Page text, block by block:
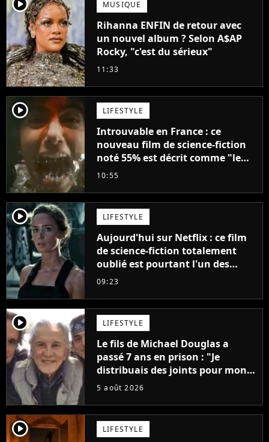
MUSIQUE
Rihanna ENFIN de retour avec
un nouvel album ? Selon A$AP
Rocky, "c'est du sérieux"
11:33
player2 LIFESTYLE
Introuvable en France : ce
nouveau film de science-fiction
noté 55% est décrit comme "le
plus stupide de l'année"
10:55
player2 LIFESTYLE
Aujourd'hui sur Netflix : ce film
de science-fiction totalement
oublié est pourtant l'un des
meilleurs des années 2010
09:23
player2 LIFESTYLE
Le fils de Michael Douglas a
passé 7 ans en prison : "Je
distribuais des joints pour mon
père"
5 août 2026
player2 LIFESTYLE